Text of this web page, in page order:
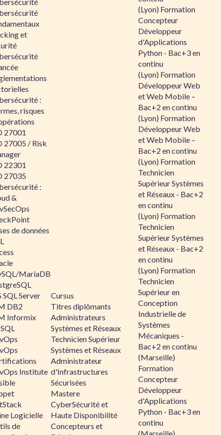
et
:
risques
27001
27005 / Risk
22301
27035
:
&
de données
MariaDB
SQL Server
DB2
Informix
Institute
Logicielle
de
Cursus
Titres diplômants
Administrateurs
Systèmes et Réseaux
Technicien Supérieur
Systèmes et Réseaux
Administrateur
d'Infrastructures
Sécurisées
Mastere
CyberSécurité et
Haute Disponibilité
Concepteurs et
(Lyon) Formation
Concepteur
Développeur
d'Applications
Python - Bac+3 en
continu
(Lyon) Formation
Développeur Web
et Web Mobile –
Bac+2 en continu
(Lyon) Formation
Développeur Web
et Web Mobile –
Bac+2 en continu
(Lyon) Formation
Technicien
Supérieur Systèmes
et Réseaux - Bac+2
en continu
(Lyon) Formation
Technicien
Supérieur Systèmes
et Réseaux - Bac+2
en continu
(Lyon) Formation
Technicien
Supérieur en
Conception
Industrielle de
Systèmes
Mécaniques -
Bac+2 en continu
(Marseille)
Formation
Concepteur
Développeur
d'Applications
Python - Bac+3 en
continu